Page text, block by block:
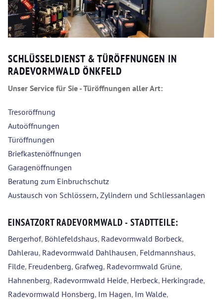
SCHLÜSSELDIENST & TÜRÖFFNUNGEN IN
RADEVORMWALD ÖNKFELD
Unser Service für Sie - Türöffnungen aller Art:
Tresoröffnung
Autoöffnungen
Türöffnungen
Briefkastenöffnungen
Garagenöffnungen
Beratung zum Einbruchschutz
Austausch von Schlössern, Zylindern und Schliessanlagen
EINSATZORT RADEVORMWALD - STADTTEILE:
Bergerhof, Böhlefeldshaus, Radevormwald Borbeck,
Dahlerau, Radevormwald Dahlhausen, Feldmannshaus,
Filde, Freudenberg, Grafweg, Radevormwald Grüne,
Hahnenberg, Radevormwald Heide, Herbeck, Herkingrade,
Radevormwald Honsberg, Im Hagen, Im Walde,